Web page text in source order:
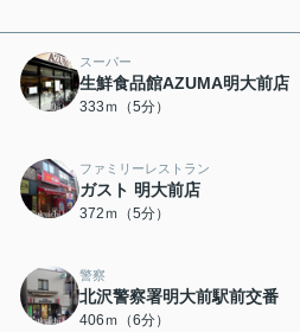
スーパー
生鮮食品館AZUMA明大前店
333ｍ（5分）
ファミリーレストラン
ガスト 明大前店
372ｍ（5分）
警察
北沢警察署明大前駅前交番
406ｍ（6分）